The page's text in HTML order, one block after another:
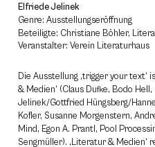
Elfriede Jelinek
Genre: Ausstellungseröffnung
Beteiligte: Christiane Böhler,
Veranstalter: Verein Literaturhaus
Die Ausstellung ‚trigger your
& Medien‘ (Claus Dufke, Bodo
Jelinek/Gottfried Hüngsberg/
Kofler, Susanne Morgenstern,
Mind, Egon A. Prantl, Pool
Sengmüller). ‚Literatur &